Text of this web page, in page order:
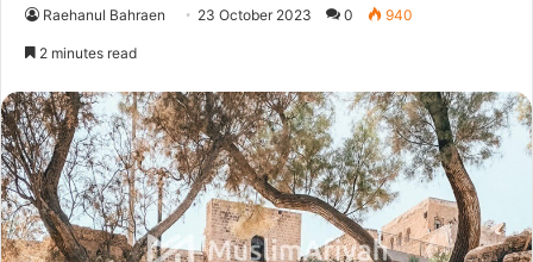
Raehanul Bahraen 23 October 2023 0 940
2 minutes read